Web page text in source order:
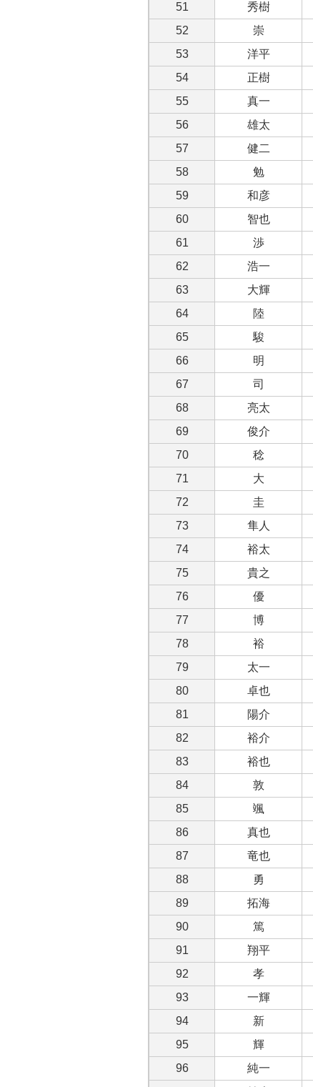
51
秀樹
52
崇
53
洋平
54
正樹
55
真一
56
雄太
57
健二
58
勉
59
和彦
60
智也
61
渉
62
浩一
63
大輝
64
陸
65
駿
66
明
67
司
68
亮太
69
俊介
70
稔
71
大
72
圭
73
隼人
74
裕太
75
貴之
76
優
77
博
78
裕
79
太一
80
卓也
81
陽介
82
裕介
83
裕也
84
敦
85
颯
86
真也
87
竜也
88
勇
89
拓海
90
篤
91
翔平
92
孝
93
一輝
94
新
95
輝
96
純一